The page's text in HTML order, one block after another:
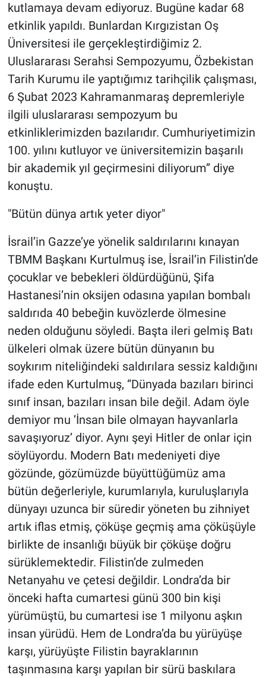
kutlamaya devam ediyoruz. Bugüne kadar 68
etkinlik yapıldı. Bunlardan Kırgızistan Oş
Üniversitesi ile gerçekleştirdiğimiz 2.
Uluslararası Serahsi Sempozyumu, Özbekistan
Tarih Kurumu ile yaptığımız tarihçilik çalışması,
6 Şubat 2023 Kahramanmaraş depremleriyle
ilgili uluslararası sempozyum bu
etkinliklerimizden bazılarıdır. Cumhuriyetimizin
100. yılını kutluyor ve üniversitemizin başarılı
bir akademik yıl geçirmesini diliyorum” diye
konuştu.
"Bütün dünya artık yeter diyor"
İsrail’in Gazze’ye yönelik saldırılarını kınayan
TBMM Başkanı Kurtulmuş ise, İsrail’in Filistin’de
çocuklar ve bebekleri öldürdüğünü, Şifa
Hastanesi’nin oksijen odasına yapılan bombalı
saldırıda 40 bebeğin kuvözlerde ölmesine
neden olduğunu söyledi. Başta ileri gelmiş Batı
ülkeleri olmak üzere bütün dünyanın bu
soykırım niteliğindeki saldırılara sessiz kaldığını
ifade eden Kurtulmuş, “Dünyada bazıları birinci
sınıf insan, bazıları insan bile değil. Adam öyle
demiyor mu ’İnsan bile olmayan hayvanlarla
savaşıyoruz’ diyor. Aynı şeyi Hitler de onlar için
söylüyordu. Modern Batı medeniyeti diye
gözünde, gözümüzde büyüttüğümüz ama
bütün değerleriyle, kurumlarıyla, kuruluşlarıyla
dünyayı uzunca bir süredir yöneten bu zihniyet
artık iflas etmiş, çöküşe geçmiş ama çöküşüyle
birlikte de insanlığı büyük bir çöküşe doğru
sürüklemektedir. Filistin’de zulmeden
Netanyahu ve çetesi değildir. Londra’da bir
önceki hafta cumartesi günü 300 bin kişi
yürümüştü, bu cumartesi ise 1 milyonu aşkın
insan yürüdü. Hem de Londra’da bu yürüyüşe
karşı, yürüyüşte Filistin bayraklarının
taşınmasına karşı yapılan bir sürü baskılara